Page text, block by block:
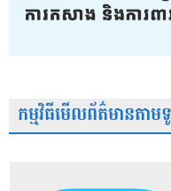
កម្មវិធីមើលព័ត៌មានតាម